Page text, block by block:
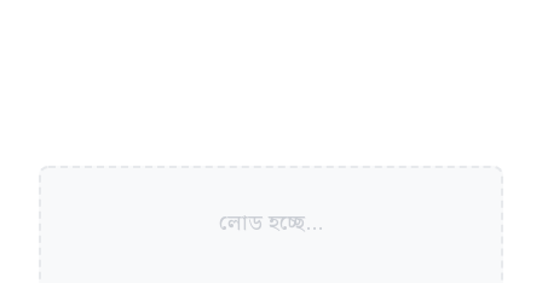
লোড হচ্ছে...